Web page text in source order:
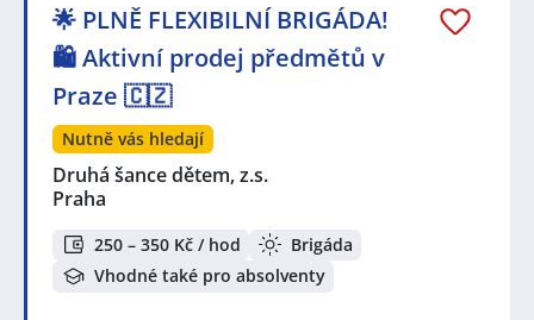
🌟 PLNĚ FLEXIBILNÍ BRIGÁDA!
🛍️ Aktivní prodej předmětů v
Praze 🇨🇿
Nutně vás hledají
Druhá šance dětem, z.s.
Praha
250 – 350 Kč / hod
Brigáda
Vhodné také pro absolventy